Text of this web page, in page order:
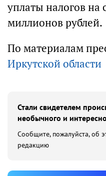
уплаты налогов на
миллионов рублей.
По материалам
Иркутской области
Стали свидетелем
необычного и
Сообщите, пожалуйста, об
редакцию